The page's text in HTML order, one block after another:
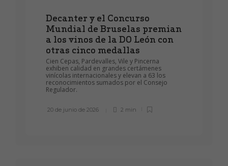
Decanter y el Concurso
Mundial de Bruselas premian
a los vinos de la DO León con
otras cinco medallas
Cien Cepas, Pardevalles, Vile y Pincerna
exhiben calidad en grandes certámenes
vinícolas internacionales y elevan a 63 los
reconocimientos sumados por el Consejo
Regulador.
20 de junio de 2026 2 min